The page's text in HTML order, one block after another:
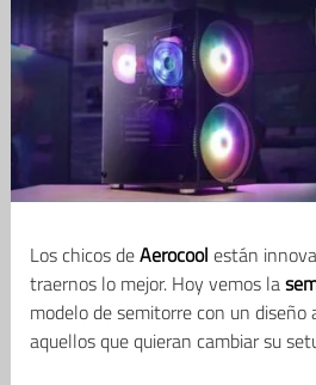
Los chicos deAerocool están
traernos lo mejor. Hoy vemos la
modelo de semitorre con un
aquellos que quieran cambiar su